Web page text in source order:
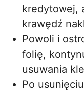
kredytowej,
krawędź
Powoli i
folię,
usuwania
Po